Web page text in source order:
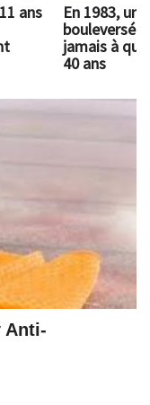
ans
En 1983, un
bouleversé
jamais à
40 ans
Anti-